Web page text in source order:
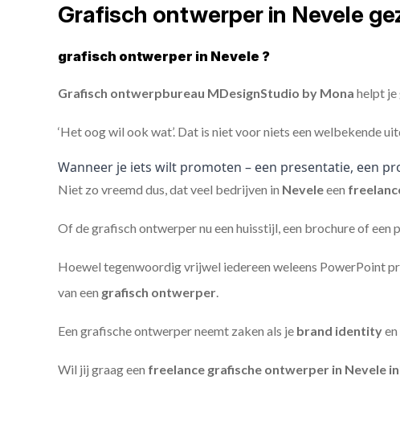
Grafisch ontwerper in Nevele
grafisch ontwerper in Nevele ?
Grafisch ontwerpbureau MDesignStudio by Mona helpt je
‘Het oog wil ook wat’. Dat is niet voor niets een welbekende
Wanneer je iets wilt promoten – een presentatie, een
Niet zo vreemd dus, dat veel bedrijven in Neveleeen
Of de grafisch ontwerper nu een huisstijl, een brochure of
Hoewel tegenwoordig vrijwel iedereen weleens PowerPoint
van een grafisch ontwerper.
Een grafische ontwerper neemt zaken als je brand identityen
Wil jij graag een freelance grafische ontwerper in Nevele